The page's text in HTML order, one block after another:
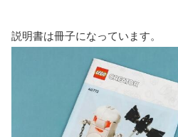
説明書は冊子になっています。